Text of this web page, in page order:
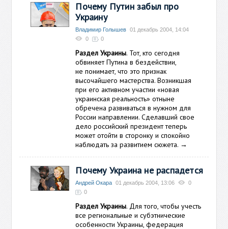
Почему Путин забыл про
Украину
Владимир Голышев
01 декабрь 2004, 14:04
0
0
Раздел Украины. Тот, кто сегодня
обвиняет Путина в бездействии,
не понимает, что это признак
высочайшего мастерства. Возникшая
при его активном участии «новая
украинская реальность» отныне
обречена развиваться в нужном для
России направлении. Сделавший свое
дело российский президент теперь
может отойти в сторонку и спокойно
наблюдать за развитием сюжета. →
Почему Украина не распадется
Андрей Окара 01 декабрь 2004, 13:06
0
0
Раздел Украины. Для того, чтобы учесть
все региональные и субэтнические
особенности Украины, федерация